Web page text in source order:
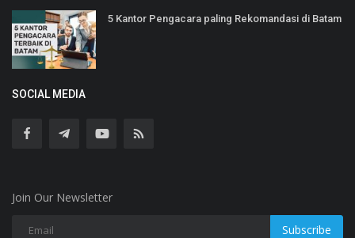
5 Kantor Pengacara paling Rekomandasi di Batam
SOCIAL MEDIA
Join Our Newsletter
Subscribe